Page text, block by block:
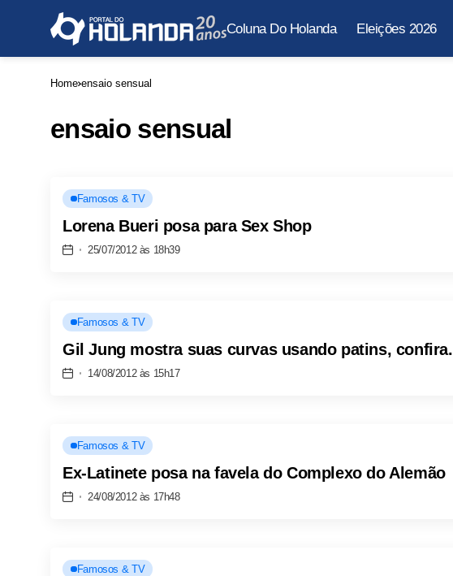
Coluna Do Holanda Eleições 2026
Home ensaio sensual
ensaio sensual
Famosos & TV
Lorena Bueri posa para Sex Shop
25/07/2012 às 18h39
Famosos & TV
Gil Jung mostra suas curvas usando patins, confira.
14/08/2012 às 15h17
Famosos & TV
Ex-Latinete posa na favela do Complexo do Alemão
24/08/2012 às 17h48
Famosos & TV